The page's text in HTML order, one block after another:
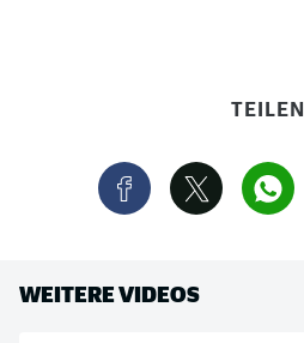
TEILEN
WEITERE VIDEOS